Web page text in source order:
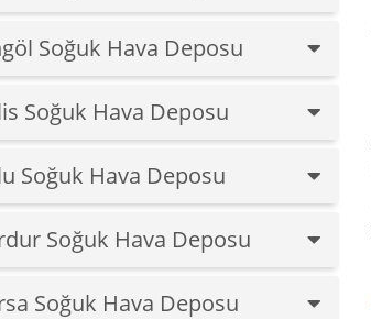
Soğuk Hava Deposu
Soğuk Hava Deposu
Soğuk Hava Deposu
Soğuk Hava Deposu
Soğuk Hava Deposu